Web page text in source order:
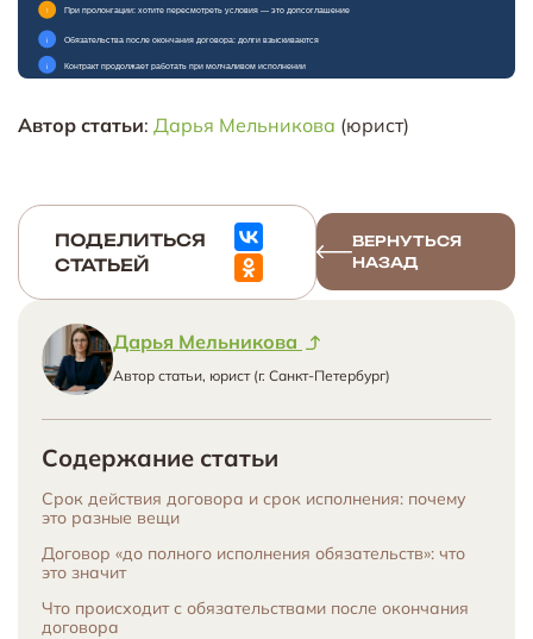
Автор статьи: Дарья Мельникова (юрист)
ПОДЕЛИТЬСЯ
СТАТЬЕЙ
ВЕРНУТЬСЯ
НАЗАД
Дарья Мельникова
Автор статьи, юрист (г. Санкт-Петербург)
Содержание статьи
Срок действия договора и срок исполнения: почему
это разные вещи
Договор «до полного исполнения обязательств»: что
это значит
Что происходит с обязательствами после окончания
договора